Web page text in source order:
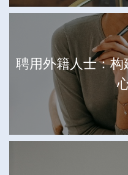
聘用外籍人士：